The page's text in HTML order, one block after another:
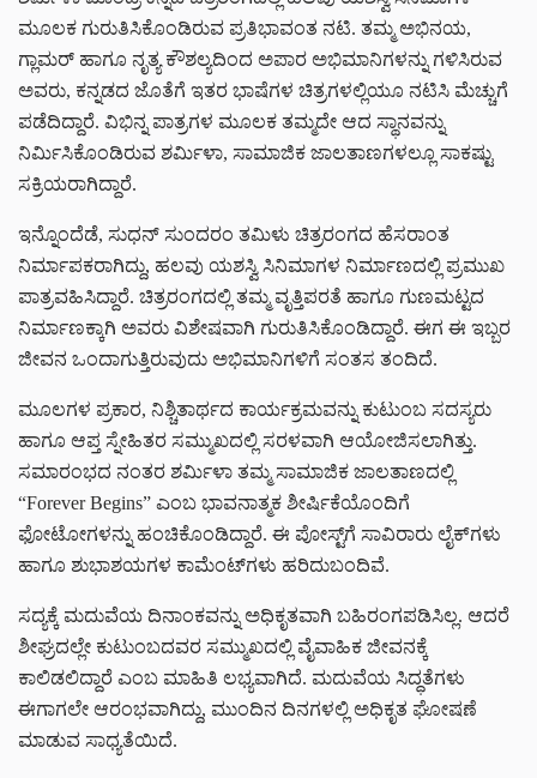
ಮೂಲಕ ಗುರುತಿಸಿಕೊಂಡಿರುವ ಪ್ರತಿಭಾವಂತ ನಟಿ. ತಮ್ಮ ಅಭಿನಯ,
ಗ್ಲಾಮರ್ ಹಾಗೂ ನೃತ್ಯ ಕೌಶಲ್ಯದಿಂದ ಅಪಾರ ಅಭಿಮಾನಿಗಳನ್ನು ಗಳಿಸಿರುವ
ಅವರು, ಕನ್ನಡದ ಜೊತೆಗೆ ಇತರ ಭಾಷೆಗಳ ಚಿತ್ರಗಳಲ್ಲಿಯೂ ನಟಿಸಿ ಮೆಚ್ಚುಗೆ
ಪಡೆದಿದ್ದಾರೆ. ವಿಭಿನ್ನ ಪಾತ್ರಗಳ ಮೂಲಕ ತಮ್ಮದೇ ಆದ ಸ್ಥಾನವನ್ನು
ನಿರ್ಮಿಸಿಕೊಂಡಿರುವ ಶರ್ಮಿಳಾ, ಸಾಮಾಜಿಕ ಜಾಲತಾಣಗಳಲ್ಲೂ ಸಾಕಷ್ಟು
ಸಕ್ರಿಯರಾಗಿದ್ದಾರೆ.
ಇನ್ನೊಂದೆಡೆ, ಸುಧನ್ ಸುಂದರಂ ತಮಿಳು ಚಿತ್ರರಂಗದ ಹೆಸರಾಂತ
ನಿರ್ಮಾಪಕರಾಗಿದ್ದು, ಹಲವು ಯಶಸ್ವಿ ಸಿನಿಮಾಗಳ ನಿರ್ಮಾಣದಲ್ಲಿ ಪ್ರಮುಖ
ಪಾತ್ರವಹಿಸಿದ್ದಾರೆ. ಚಿತ್ರರಂಗದಲ್ಲಿ ತಮ್ಮ ವೃತ್ತಿಪರತೆ ಹಾಗೂ ಗುಣಮಟ್ಟದ
ನಿರ್ಮಾಣಕ್ಕಾಗಿ ಅವರು ವಿಶೇಷವಾಗಿ ಗುರುತಿಸಿಕೊಂಡಿದ್ದಾರೆ. ಈಗ ಈ ಇಬ್ಬರ
ಜೀವನ ಒಂದಾಗುತ್ತಿರುವುದು ಅಭಿಮಾನಿಗಳಿಗೆ ಸಂತಸ ತಂದಿದೆ.
ಮೂಲಗಳ ಪ್ರಕಾರ, ನಿಶ್ಚಿತಾರ್ಥದ ಕಾರ್ಯಕ್ರಮವನ್ನು ಕುಟುಂಬ ಸದಸ್ಯರು
ಹಾಗೂ ಆಪ್ತ ಸ್ನೇಹಿತರ ಸಮ್ಮುಖದಲ್ಲಿ ಸರಳವಾಗಿ ಆಯೋಜಿಸಲಾಗಿತ್ತು.
ಸಮಾರಂಭದ ನಂತರ ಶರ್ಮಿಳಾ ತಮ್ಮ ಸಾಮಾಜಿಕ ಜಾಲತಾಣದಲ್ಲಿ
“Forever Begins” ಎಂಬ ಭಾವನಾತ್ಮಕ ಶೀರ್ಷಿಕೆಯೊಂದಿಗೆ
ಫೋಟೋಗಳನ್ನು ಹಂಚಿಕೊಂಡಿದ್ದಾರೆ. ಈ ಪೋಸ್ಟ್‌ಗೆ ಸಾವಿರಾರು ಲೈಕ್‌ಗಳು
ಹಾಗೂ ಶುಭಾಶಯಗಳ ಕಾಮೆಂಟ್‌ಗಳು ಹರಿದುಬಂದಿವೆ.
ಸದ್ಯಕ್ಕೆ ಮದುವೆಯ ದಿನಾಂಕವನ್ನು ಅಧಿಕೃತವಾಗಿ ಬಹಿರಂಗಪಡಿಸಿಲ್ಲ. ಆದರೆ
ಶೀಘ್ರದಲ್ಲೇ ಕುಟುಂಬದವರ ಸಮ್ಮುಖದಲ್ಲಿ ವೈವಾಹಿಕ ಜೀವನಕ್ಕೆ
ಕಾಲಿಡಲಿದ್ದಾರೆ ಎಂಬ ಮಾಹಿತಿ ಲಭ್ಯವಾಗಿದೆ. ಮದುವೆಯ ಸಿದ್ಧತೆಗಳು
ಈಗಾಗಲೇ ಆರಂಭವಾಗಿದ್ದು, ಮುಂದಿನ ದಿನಗಳಲ್ಲಿ ಅಧಿಕೃತ ಘೋಷಣೆ
ಮಾಡುವ ಸಾಧ್ಯತೆಯಿದೆ.